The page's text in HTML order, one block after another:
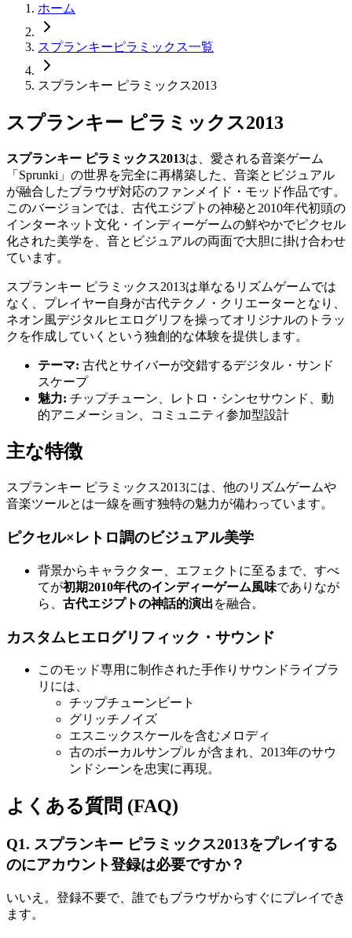
ホーム
スプランキーピラミックス一覧
スプランキー ピラミックス2013
スプランキー ピラミックス2013
スプランキー ピラミックス2013は、愛される音楽ゲーム
「Sprunki」の世界を完全に再構築した、音楽とビジュアル
が融合したブラウザ対応のファンメイド・モッド作品です。
このバージョンでは、古代エジプトの神秘と2010年代初頭の
インターネット文化・インディーゲームの鮮やかでピクセル
化された美学を、音とビジュアルの両面で大胆に掛け合わせ
ています。
スプランキー ピラミックス2013は単なるリズムゲームでは
なく、プレイヤー自身が古代テクノ・クリエーターとなり、
ネオン風デジタルヒエログリフを操ってオリジナルのトラッ
クを作成していくという独創的な体験を提供します。
テーマ: 古代とサイバーが交錯するデジタル・サンド
スケープ
魅力: チップチューン、レトロ・シンセサウンド、動
的アニメーション、コミュニティ参加型設計
主な特徴
スプランキー ピラミックス2013には、他のリズムゲームや
音楽ツールとは一線を画す独特の魅力が備わっています。
ピクセル×レトロ調のビジュアル美学
背景からキャラクター、エフェクトに至るまで、すべ
てが初期2010年代のインディーゲーム風味でありなが
ら、 古代エジプトの神話的演出を融合。
カスタムヒエログリフィック・サウンド
このモッド専用に制作された手作りサウンドライブラ
リには、
チップチューンビート
グリッチノイズ
エスニックスケールを含むメロディ
古のボーカルサンプル が含まれ、2013年のサウ
ンドシーンを忠実に再現。
よくある質問 (FAQ)
Q1. スプランキー ピラミックス2013をプレイする
のにアカウント登録は必要ですか？
いいえ。登録不要で、誰でもブラウザからすぐにプレイでき
ます。